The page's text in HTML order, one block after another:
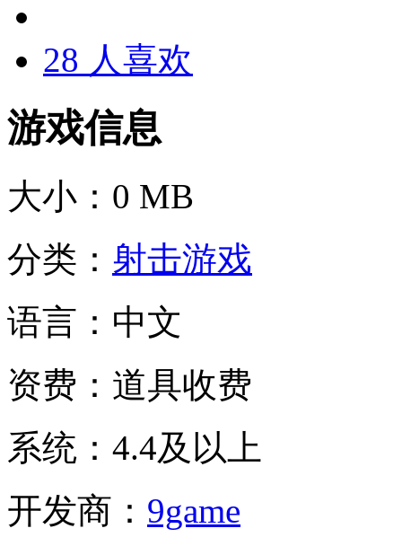
28 人喜欢
游戏信息
大小： 0 MB
分类： 射击游戏
语言： 中文
资费： 道具收费
系统： 4.4及以上
开发商： 9game